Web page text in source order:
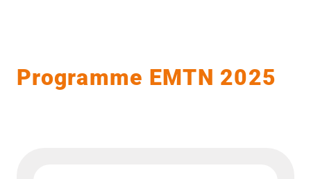
Programme EMTN 2025